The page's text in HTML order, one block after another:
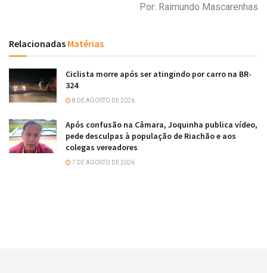
Por: Raimundo Mascarenhas
Relacionadas Matérias
Ciclista morre após ser atingindo por carro na BR-
324
8 DE AGOSTO DE 2026
Após confusão na Câmara, Joquinha publica vídeo,
pede desculpas à população de Riachão e aos
colegas vereadores
7 DE AGOSTO DE 2026